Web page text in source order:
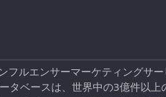
フルエンサーマーケティングサ
タベースは、世界中の3億件以上